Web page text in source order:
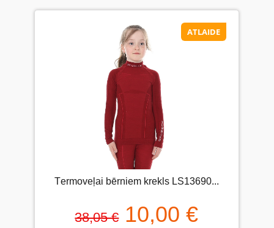
ATLAIDE
Тermoveļai bērniem krekls LS13690...
38,05 € 10,00 €